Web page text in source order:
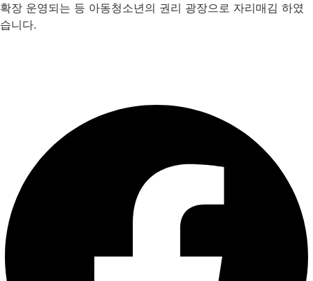
확장 운영되는 등 아동청소년의 권리 광장으로 자리매김 하였
습니다.